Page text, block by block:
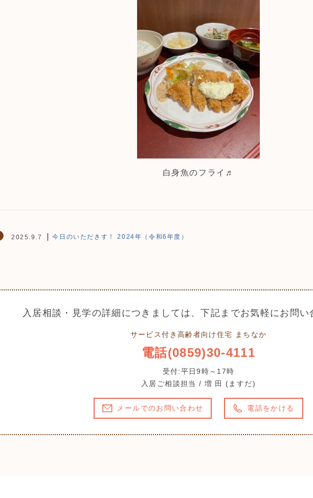
白身魚のフライ♬
2025.9.7 今日のいただきす！ 2024年（令和6年度）
入居相談・見学の詳細につきましては、下記までお気軽にお問い
サービス付き高齢者向け住宅 まちなか
電話(0859)30-4111
受付:平日9時～17時
入居ご相談担当 / 増 田 (ますだ)
メールでのお問い合わせ 電話をかける